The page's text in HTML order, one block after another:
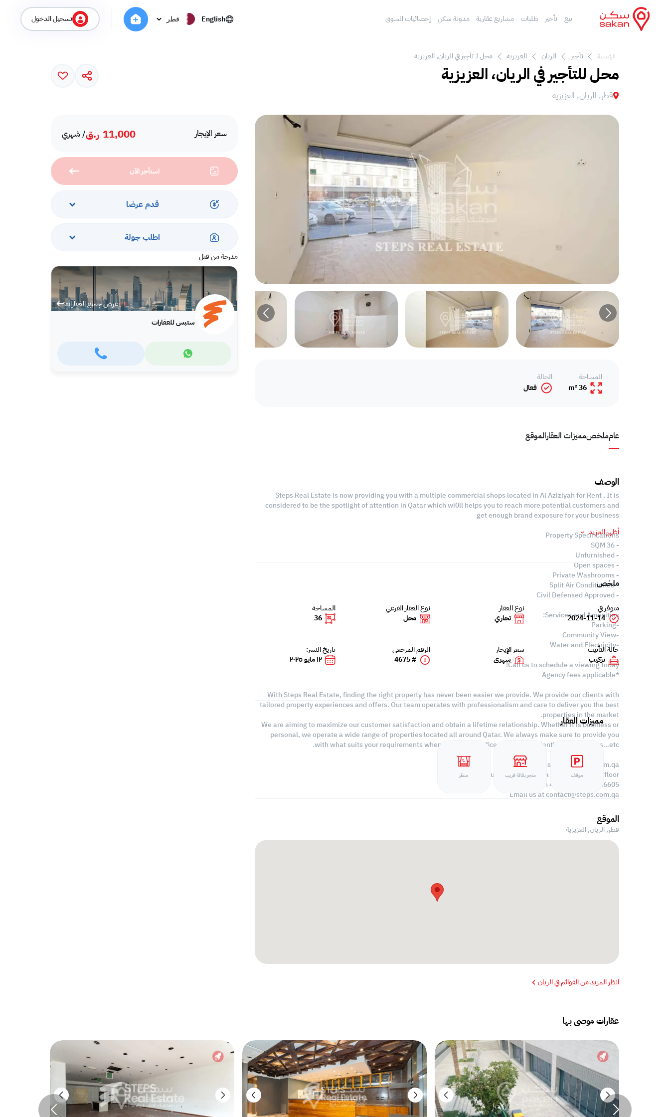
بيع تأجير طلبات مشاريع عقارية مدونة سكن إحصائيات السوق English قطر تسجيل الدخول
الرئيسية تأجير الريان العزيزية محل لـ تأجير في الريان, العزيزية
محل للتأجير في الريان، العزيزية
قطر, الريان, العزيزية
سعر الإيجار 11,000 ر.ق/ شهري
استأجر الآن
قدم عرضا
اطلب جولة
مدرجة من قبل
عرض جميع العقارات
ستبس للعقارات
عامملخصمميزات العقارالموقع
المساحة
36 m²
الحالة
فعال
الوصف
Steps Real Estate is now providing you with a multiple commercial shops located in Al Aziziyah for Rent . It is
considered to be the spotlight of attention in Qatar which wi0ll helps you to reach more potential customers and
get enough brand exposure for your business
Property Specifications
- 36 SQM
- Unfurnished
- Open spaces
- Private Washrooms
- Split Air Conditioned
- Civil Defensed Approved
Services and Amenities:
-Parking
-Community View
-Water and Electricity
Call us to schedule a viewing today!
*Agency fees applicable
With Steps Real Estate, finding the right property has never been easier we provide. We provide our clients with
tailored property experiences and offers. Our team operates with professionalism and care to deliver you the best
properties in the market.
We are aiming to maximize our customer satisfaction and obtain a lifetime relationship. Whether it is business or
personal, we operate a wide range of properties located all around Qatar. We always make sure to provide you
with what suits your requirements when looking for offices, shops, residential, warehouses…etc.
Find more at https://www.steps.com.qa
Visit us at the Al Qamra building, second floor.
Call us on 44687461 / 66346605.
contact@steps.com.qa
أظهر المزيد
ملخص
متوفر في
2024-11-14
نوع العقار
تجاري
نوع العقار الفرعي
محل
المساحة
36
حالة التأثيث
تركيب
سعر الإيجار
شهري
الرقم المرجعي
# 4675
تاريخ النشر:
١٢ مايو ٢٠٢٥
مميزات العقار
موقف متجر بقالة قريب منظر
الموقع
قطر, الريان,العزيزية
انظر المزيد من القوائم في الريان
عقارات موصى بها